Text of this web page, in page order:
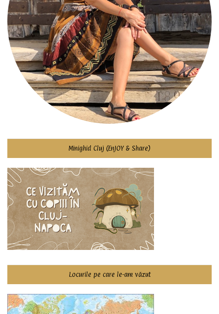
Minighid Cluj (EnJOY & Share)
Locurile pe care le-am văzut